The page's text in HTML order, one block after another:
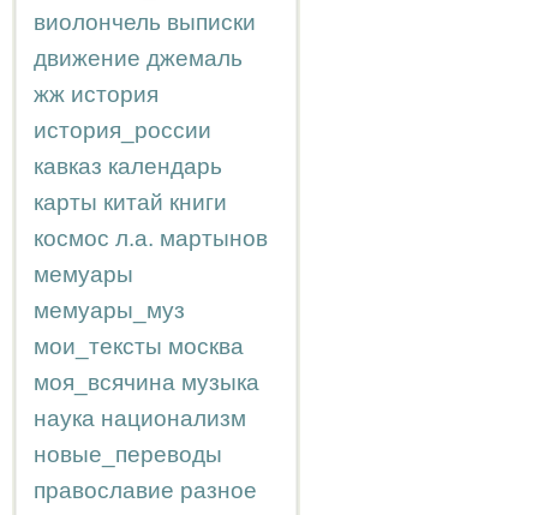
виолончель выписки
движение джемаль
жж история
история_россии
кавказ календарь
карты китай книги
космос л.а. мартынов
мемуары
мемуары_муз
мои_тексты москва
моя_всячина музыка
наука национализм
новые_переводы
православие разное